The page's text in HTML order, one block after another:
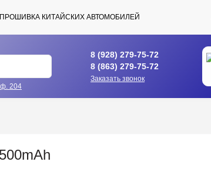
ПРОШИВКА КИТАЙСКИХ АВТОМОБИЛЕЙ
204
8 (928) 279-75-72
8 (863) 279-75-72
Заказать звонок